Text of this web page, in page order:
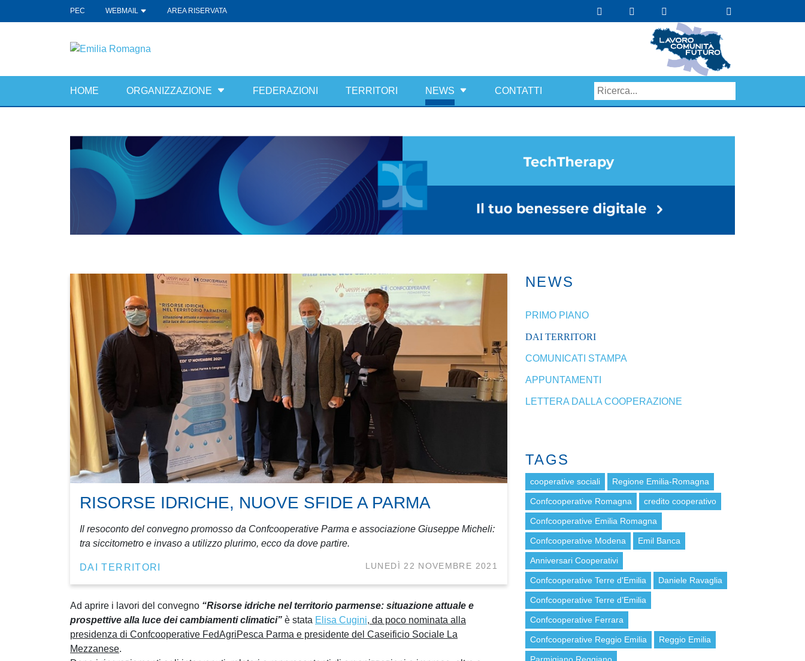
PEC WEBMAIL AREA RISERVATA
HOME ORGANIZZAZIONE FEDERAZIONI TERRITORI NEWS CONTATTI
RISORSE IDRICHE, NUOVE SFIDE A PARMA
Il resoconto del convegno promosso da Confcooperative Parma e associazione Giuseppe Micheli:
tra siccitometro e invaso a utilizzo plurimo, ecco da dove partire.
DAI TERRITORI LUNEDÌ 22 NOVEMBRE 2021
Ad aprire i lavori del convegno “Risorse idriche nel territorio parmense: situazione attuale e
prospettive alla luce dei cambiamenti climatici” è stata Elisa Cugini, da poco nominata alla
presidenza di Confcooperative FedAgriPesca Parma e presidente del Caseificio Sociale La
Mezzanese.
NEWS
PRIMO PIANO
DAI TERRITORI
COMUNICATI STAMPA
APPUNTAMENTI
LETTERA DALLA COOPERAZIONE
TAGS
cooperative sociali Regione Emilia-Romagna
Confcooperative Romagna credito cooperativo
Confcooperative Emilia Romagna
Confcooperative Modena Emil Banca
Anniversari Cooperativi
Confcooperative Terre d'Emilia Daniele Ravaglia
Confcooperative Terre d’Emilia
Confcooperative Ferrara
Confcooperative Reggio Emilia Reggio Emilia